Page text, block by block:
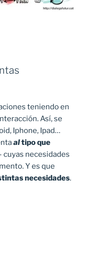
teniendo en
Así, se
Iphone, Ipad…
altipo que
cuyas necesidades
Y es que
necesidades.